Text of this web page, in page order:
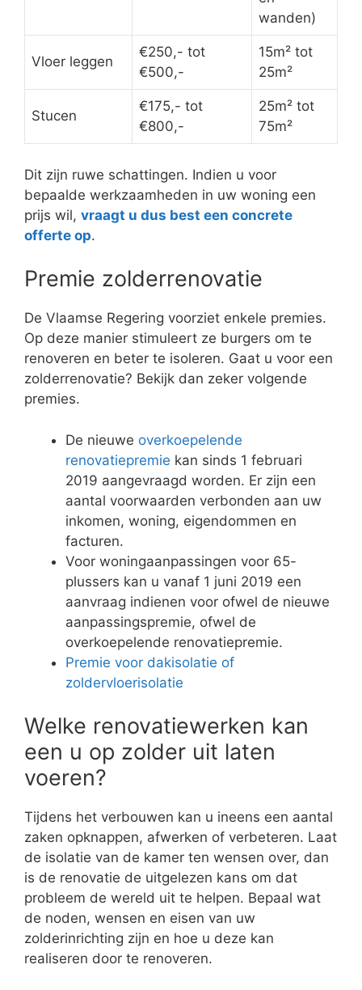
wanden)
Vloer leggen
€250,- tot
€500,-
15m² tot
25m²
Stucen
€175,- tot
€800,-
25m² tot
75m²
Dit zijn ruwe schattingen. Indien u voor
bepaalde werkzaamheden in uw woning een
prijs wil, vraagt u dus best een concrete
offerte op.
Premie zolderrenovatie
De Vlaamse Regering voorziet enkele premies.
Op deze manier stimuleert ze burgers om te
renoveren en beter te isoleren. Gaat u voor een
zolderrenovatie? Bekijk dan zeker volgende
premies.
De nieuwe overkoepelende
renovatiepremie kan sinds 1 februari
2019 aangevraagd worden. Er zijn een
aantal voorwaarden verbonden aan uw
inkomen, woning, eigendommen en
facturen.
Voor woningaanpassingen voor 65-
plussers kan u vanaf 1 juni 2019 een
aanvraag indienen voor ofwel de nieuwe
aanpassingspremie, ofwel de
overkoepelende renovatiepremie.
Premie voor dakisolatie of
zoldervloerisolatie
Welke renovatiewerken kan
een u op zolder uit laten
voeren?
Tijdens het verbouwen kan u ineens een aantal
zaken opknappen, afwerken of verbeteren. Laat
de isolatie van de kamer ten wensen over, dan
is de renovatie de uitgelezen kans om dat
probleem de wereld uit te helpen. Bepaal wat
de noden, wensen en eisen van uw
zolderinrichting zijn en hoe u deze kan
realiseren door te renoveren.